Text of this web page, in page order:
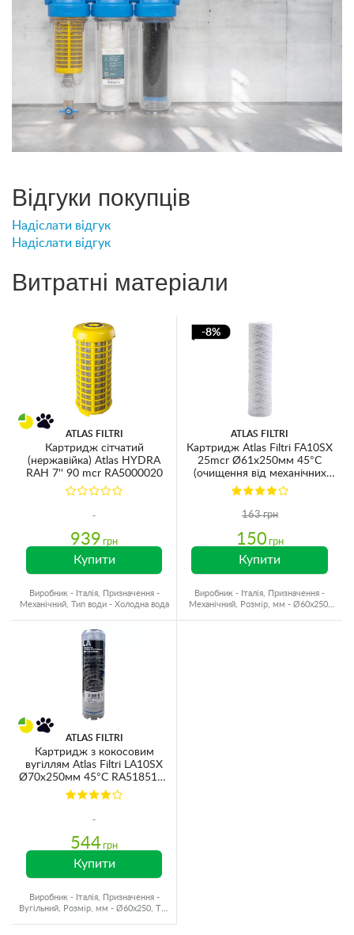
Відгуки покупців
Надіслати відгук
Надіслати відгук
Витратні матеріали
ATLAS FILTRI
Картридж сітчатий
(нержавійка) Atlas HYDRA
RAH 7'' 90 mcr RA5000020
939 грн
Купити
Виробник - Італія, Призначення -
Механічний, Тип води - Холодна вода
-8%
ATLAS FILTRI
Картридж Atlas Filtri FA10SX
25mcr Ø61x250мм 45°C
(очищення від механічних
домішок) RE5115411
163 грн
150 грн
Купити
Виробник - Італія, Призначення -
Механічний, Розмір, мм - Ø60x250,
ATLAS FILTRI
Картридж з кокосовим
вугіллям Atlas Filtri LA10SX
Ø70x250мм 45°C RA5185125
(очищення від хлору та
органічних забруднень)
544 грн
Купити
Виробник - Італія, Призначення -
Вугільний, Розмір, мм - Ø60x250, Тип